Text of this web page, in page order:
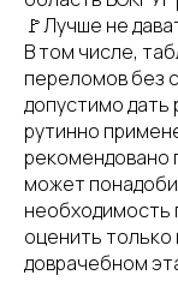
🚩Лучше не
В том числе,
переломов без
допустимо
рутинно
рекомендовано
может
необходимость
оценить
доврачебном